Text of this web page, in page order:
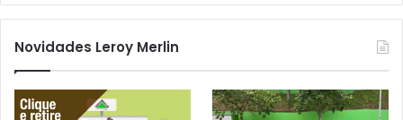
Novidades Leroy Merlin